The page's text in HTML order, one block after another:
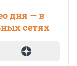
дня — в
сетях